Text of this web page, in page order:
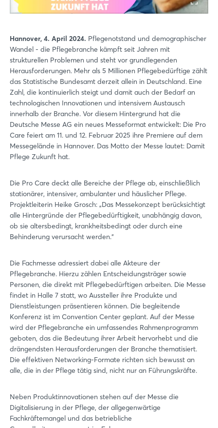
Hannover, 4. April 2024. Pflegenotstand und demographischer
Wandel - die Pflegebranche kämpft seit Jahren mit
strukturellen Problemen und steht vor grundlegenden
Herausforderungen. Mehr als 5 Millionen Pflegebedürftige zählt
das Statistische Bundesamt derzeit allein in Deutschland. Eine
Zahl, die kontinuierlich steigt und damit auch der Bedarf an
technologischen Innovationen und intensivem Austausch
innerhalb der Branche. Vor diesem Hintergrund hat die
Deutsche Messe AG ein neues Messeformat entwickelt: Die Pro
Care feiert am 11. und 12. Februar 2025 ihre Premiere auf dem
Messegelände in Hannover. Das Motto der Messe lautet: Damit
Pflege Zukunft hat.
Die Pro Care deckt alle Bereiche der Pflege ab, einschließlich
stationärer, intensiver, ambulanter und häuslicher Pflege.
Projektleiterin Heike Grosch: „Das Messekonzept berücksichtigt
alle Hintergründe der Pflegebedürftigkeit, unabhängig davon,
ob sie altersbedingt, krankheitsbedingt oder durch eine
Behinderung verursacht werden.“
Die Fachmesse adressiert dabei alle Akteure der
Pflegebranche. Hierzu zählen Entscheidungsträger sowie
Personen, die direkt mit Pflegebedürftigen arbeiten. Die Messe
findet in Halle 7 statt, wo Aussteller ihre Produkte und
Dienstleistungen präsentieren können. Die begleitende
Konferenz ist im Convention Center geplant. Auf der Messe
wird der Pflegebranche ein umfassendes Rahmenprogramm
geboten, das die Bedeutung ihrer Arbeit hervorhebt und die
drängendsten Herausforderungen der Branche thematisiert.
Die effektiven Networking-Formate richten sich bewusst an
alle, die in der Pflege tätig sind, nicht nur an Führungskräfte.
Neben Produktinnovationen stehen auf der Messe die
Digitalisierung in der Pflege, der allgegenwärtige
Fachkräftemangel und das betriebliche